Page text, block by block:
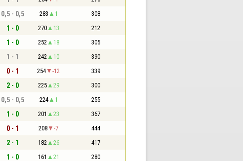
0,5 - 0,5 283 1 308
1 - 0 270 13 212
1 - 0 252 18 305
1 - 1 242 10 390
0 - 1 254 -12 339
2 - 0 225 29 300
0,5 - 0,5 224 1 255
1 - 0 201 23 367
0 - 1 208 -7 444
2 - 1 182 26 417
1 - 0 161 21 280